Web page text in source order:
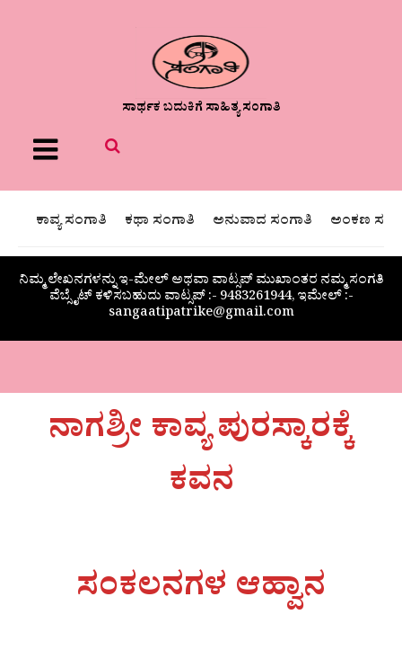
ಸಾರ್ಥಕ ಬದುಕಿಗೆ ಸಾಹಿತ್ಯ ಸಂಗಾತಿ
Menu
ಕಾವ್ಯ ಸಂಗಾತಿ ಕಥಾ ಸಂಗಾತಿ ಅನುವಾದ ಸಂಗಾತಿ ಅಂಕಣ
ನಿಮ್ಮ ಲೇಖನಗಳನ್ನು ಇ-ಮೇಲ್ ಅಥವಾ ವಾಟ್ಸಪ್ ಮುಖಾಂತರ ನಮ್ಮ ಸಂಗತಿ
ವೆಬ್ಸೈಟ್ ಕಳಿಸಬಹುದು ವಾಟ್ಸಪ್‌ :- 9483261944, ಇಮೇಲ್ :-
sangaatipatrike@gmail.com
ನಾಗಶ್ರೀ ಕಾವ್ಯ ಪುರಸ್ಕಾರಕ್ಕೆ
ಕವನ
ಸಂಕಲನಗಳ ಆಹ್ವಾನ